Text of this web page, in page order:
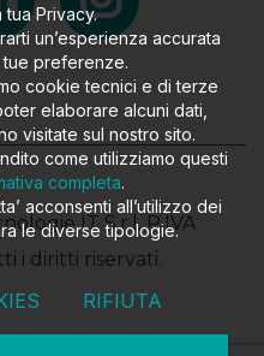
IT S.r.l. P.IVA
i diritti riservati.
tua Privacy.
un’esperienza accurata
preferenze.
cookie tecnici e di terze
elaborare alcuni dati,
visitate sul nostro sito.
come utilizziamo questi
completa.
acconsenti all’utilizzo dei
le diverse tipologie.
RIFIUTA